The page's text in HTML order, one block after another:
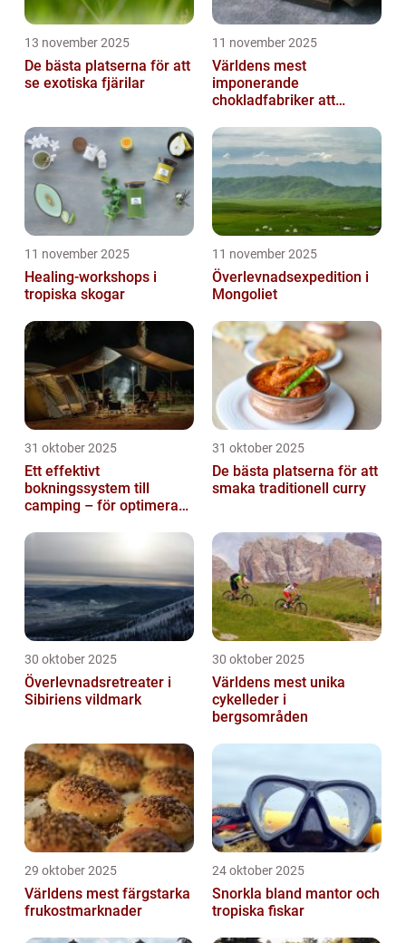
13 november 2025
De bästa platserna för att
se exotiska fjärilar
11 november 2025
Världens mest
imponerande
chokladfabriker att
11 november 2025
Healing-workshops i
tropiska skogar
11 november 2025
Överlevnadsexpedition i
Mongoliet
31 oktober 2025
Ett effektivt
bokningssystem till
camping – för optimerad
31 oktober 2025
De bästa platserna för att
smaka traditionell curry
30 oktober 2025
Överlevnadsretreater i
Sibiriens vildmark
30 oktober 2025
Världens mest unika
cykelleder i
bergsområden
29 oktober 2025
Världens mest färgstarka
frukostmarknader
24 oktober 2025
Snorkla bland mantor och
tropiska fiskar